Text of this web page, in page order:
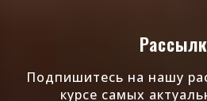
Подпишитесь на нашу
курсе самых